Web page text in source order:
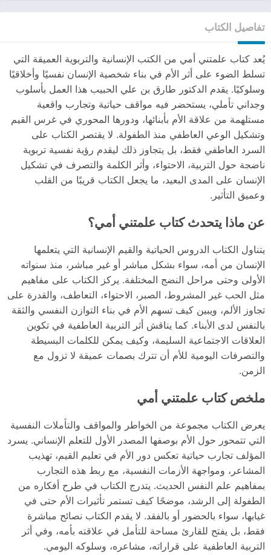
تفاصيل الكتاب
يُعد كتاب علمتني أمي من الكتب الإنسانية والتربوية العميقة التي
تسلط الضوء على أثر الأم في بناء شخصية الإنسان نفسيًا وأخلاقيًا
وسلوكيًا. يقدم الدكتور طارق بن علي الحبيب هذا العمل بأسلوب
وجداني تأملي، يستحضر فيه مواقف حياتية وتجارب واقعية
مستلهمة من علاقة الأم بأبنائها، ودورها المحوري في غرس القيم
وتشكيل الوعي العاطفي منذ الطفولة. لا يقتصر الكتاب على
السرد العاطفي فقط، بل يتجاوز ذلك ليقدم رؤية نفسية تربوية
ناضجة حول التربية، الاحتواء، وأثر الكلمة والتصرف في تشكيل
الإنسان على المدى البعيد، ما يجعل الكتاب قريبًا من القلب
وعميق التأثير.
عن ماذا يتحدث كتاب علمتني أمي؟
يتناول الكتاب الدروس الحياتية والقيم الإنسانية التي يتعلمها
الإنسان من أمه، سواء بشكل مباشر أو غير مباشر، منذ سنواته
الأولى وحتى مراحل النضج المختلفة. يركز الكتاب على مفاهيم
مثل الحب غير المشروط، الصبر، الاحتواء، التعاطف، والقدرة على
تجاوز الألم، ويبين كيف تسهم الأم في بناء التوازن النفسي والثقة
بالنفس لدى الأبناء. كما يناقش أثر التربية العاطفية في تكوين
العلاقات الاجتماعية السليمة، وكيف يمكن للكلمات البسيطة
والتصرفات اليومية للأم أن تترك بصمات عميقة لا تزول مع
الزمن.
ملخص كتاب علمتني أمي
يعرض الكتاب مجموعة من الخواطر والمواقف والتأملات النفسية
التي تتمحور حول الأم بوصفها المصدر الأول للتعلم الإنساني. يسرد
المؤلف تجارب حياتية تعكس دور الأم في تعليم القيم، تهذيب
المشاعر، ومواجهة الأزمات النفسية، مع ربط هذه التجارب
بمفاهيم علم النفس الحديث. يتدرج الكتاب في طرح أفكاره من
الطفولة إلى الرشد، موضحًا كيف تستمر تأثيرات الأم حتى في
غيابها، سواء بالحضور أو بالفقد. لا يقدم الكتاب نصائح مباشرة
فقط، بل يفتح للقارئ مساحة للتأمل في علاقته بأمه، وفي أثر
التربية العاطفية على قراراته، مشاعره، وسلوكه اليومي.